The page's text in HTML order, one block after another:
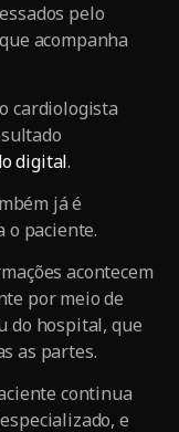
pelo
acompanha
cardiologista
digital.
já é
o paciente.
acontecem
por meio de
do hospital, que
as partes.
continua
e